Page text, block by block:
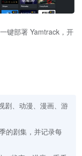
键部署 Yamtrack，开
剧、动漫、漫画、游
的剧集，并记录每